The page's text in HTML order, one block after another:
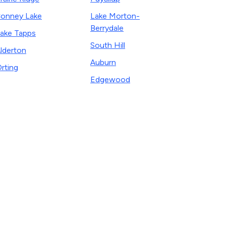
Lake
Tapps
Lake Morton-
Berrydale
South Hill
Auburn
Edgewood